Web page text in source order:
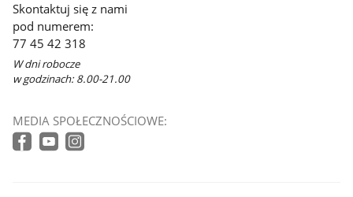
Skontaktuj się z nami
pod numerem:
77 45 42 318
W dni robocze
w godzinach: 8.00-21.00
MEDIA SPOŁECZNOŚCIOWE: